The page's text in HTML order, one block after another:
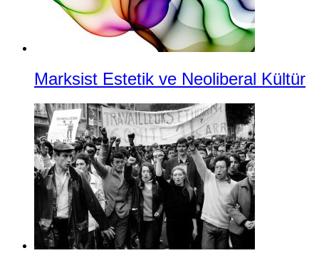
Marksist Estetik ve Neoliberal Kültür